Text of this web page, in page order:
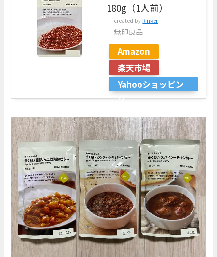
180g（1人前）
created byRinker
無印良品
Amazon
楽天市場
Yahooショッピン
グ